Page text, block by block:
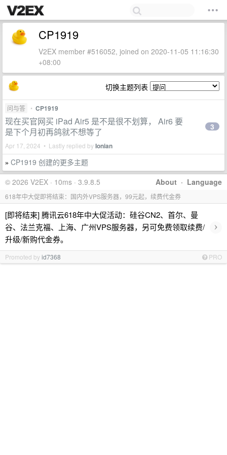
CP1919
V2EX member #516052, joined on 2020-11-05 11:16:30
+08:00
切换主题列表
问与答 • CP1919
现在买官网买 iPad Air5 是不是很不划算， Air6 要
是下个月初再鸽就不想等了
Apr 17, 2024 • Lastly replied byIonian
3
» CP1919 创建的更多主题
About · Language
© 2026 V2EX · 10ms · 3.9.8.5
618年中大促即将结束：国内外VPS服务器，99元起，续费代金券
[即将结束] 腾讯云618年中大促活动：硅谷CN2、首尔、曼
谷、法兰克福、上海、广州VPS服务器，另可免费领取续费/
升级/新购代金券。
›
Promoted byid7368 PRO